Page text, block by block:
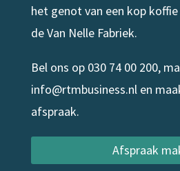
het genot van een kop
de Van Nelle Fabriek.
Bel ons op 030 74 00 200,
info@rtmbusiness.nl en
afspraak.
Afspraak